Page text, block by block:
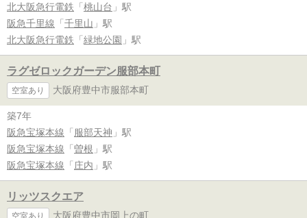
北大阪急行電鉄 「 桃山台 」駅
阪急千里線 「 千里山 」駅
北大阪急行電鉄 「 緑地公園 」駅
ラグゼロックガーデン服部本町
空室あり 大阪府豊中市服部本町
築7年
阪急宝塚本線 「 服部天神 」駅
阪急宝塚本線 「 曽根 」駅
阪急宝塚本線 「 庄内 」駅
リッツスクエア
空室あり 大阪府豊中市岡上の町